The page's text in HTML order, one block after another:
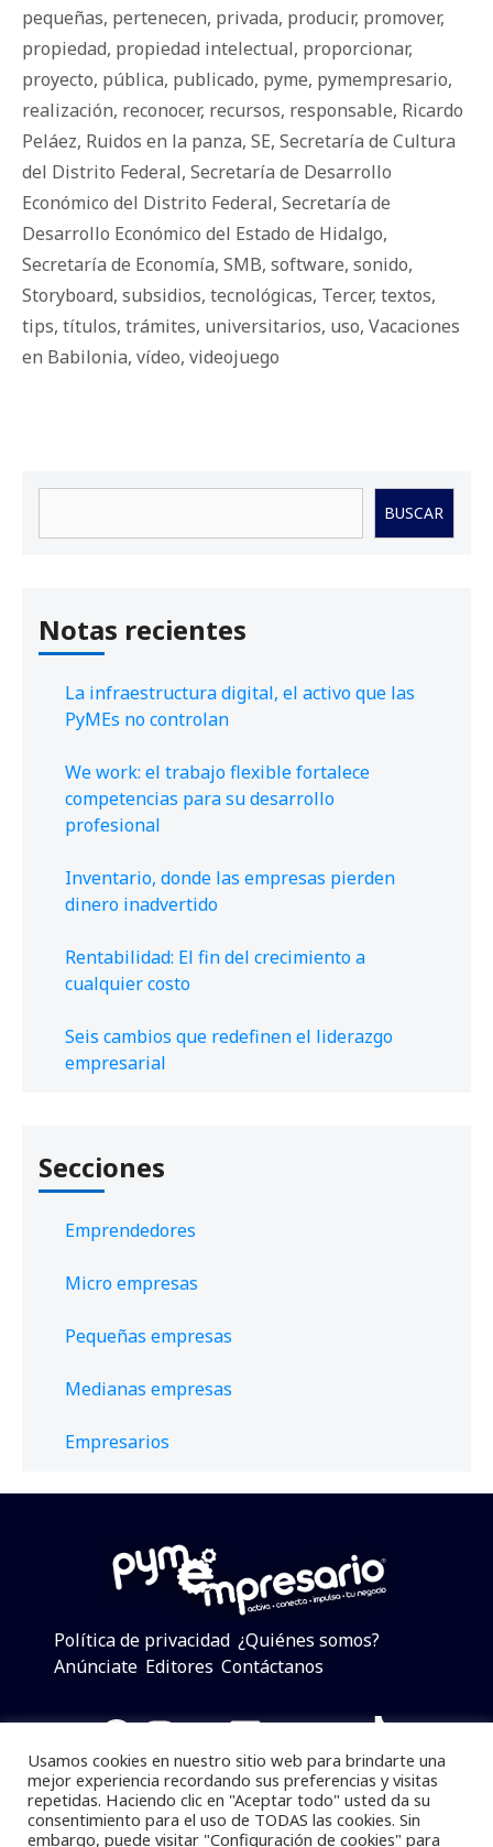
pequeñas, pertenecen, privada, producir, promover,
propiedad, propiedad intelectual, proporcionar,
proyecto, pública, publicado, pyme, pymempresario,
realización, reconocer, recursos, responsable, Ricardo
Peláez, Ruidos en la panza, SE, Secretaría de Cultura
del Distrito Federal, Secretaría de Desarrollo
Económico del Distrito Federal, Secretaría de
Desarrollo Económico del Estado de Hidalgo,
Secretaría de Economía, SMB, software, sonido,
Storyboard, subsidios, tecnológicas, Tercer, textos,
tips, títulos, trámites, universitarios, uso, Vacaciones
en Babilonia, vídeo, videojuego
BUSCAR
Notas recientes
La infraestructura digital, el activo que las
PyMEs no controlan
We work: el trabajo flexible fortalece
competencias para su desarrollo
profesional
Inventario, donde las empresas pierden
dinero inadvertido
Rentabilidad: El fin del crecimiento a
cualquier costo
Seis cambios que redefinen el liderazgo
empresarial
Secciones
Emprendedores
Micro empresas
Pequeñas empresas
Medianas empresas
Empresarios
Política de privacidad ¿Quiénes somos?
Anúnciate Editores Contáctanos
Facebook
Instagram
Twitter
LinkedIn
Telegram
YouTube
TikTok
Pymempresario © 2025 Todos los derechos reservados.
Usamos cookies en nuestro sitio web para brindarte una
mejor experiencia recordando sus preferencias y visitas
repetidas. Haciendo clic en "Aceptar todo" usted da su
consentimiento para el uso de TODAS las cookies. Sin
embargo, puede visitar "Configuración de cookies" para